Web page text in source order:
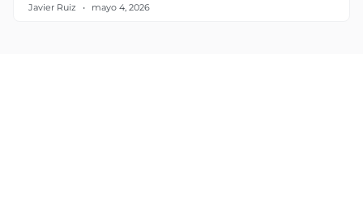
Javier Ruiz mayo 4, 2026